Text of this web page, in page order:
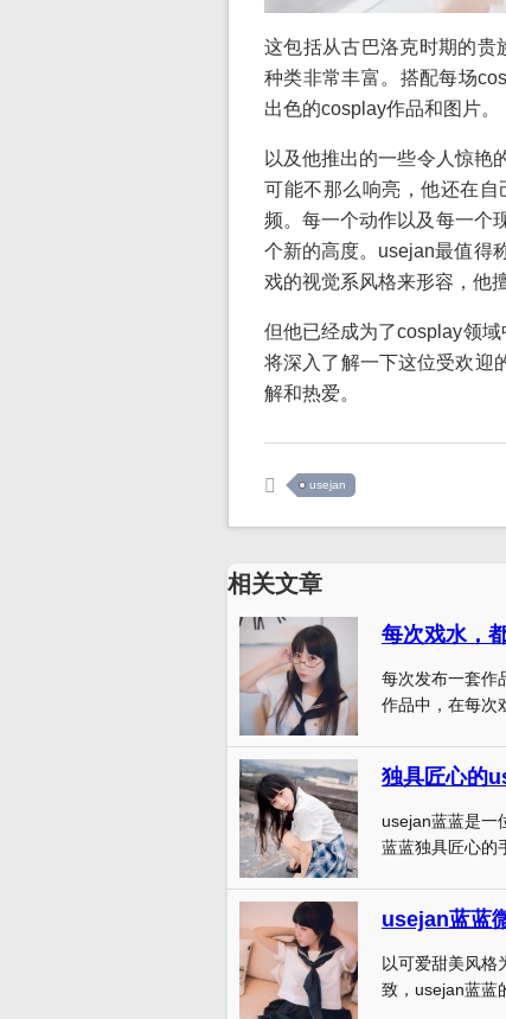
这包括从古巴洛克时期的贵
种类非常丰富。搭配每场
出色的cosplay作品和图片。
以及他推出的一些令人惊艳
可能不那么响亮，他还在
频。每一个动作以及每一个
个新的高度。usejan最值得
戏的视觉系风格来形容，他
但他已经成为了cosplay领
将深入了解一下这位受欢迎
解和热爱。
usejan
相关文章
每次戏水，
每次发布一套作
作品中，在每
独具匠心的
usejan蓝蓝是一
蓝蓝独具匠心
以可爱甜美风格
致，usejan蓝